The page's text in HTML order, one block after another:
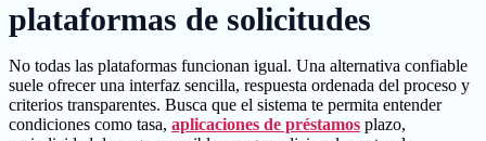
plataformas de solicitudes
No todas las plataformas funcionan igual. Una alternativa confiable
suele ofrecer una interfaz sencilla, respuesta ordenada del proceso y
criterios transparentes. Busca que el sistema te permita entender
condiciones como tasa, aplicaciones de préstamos plazo,